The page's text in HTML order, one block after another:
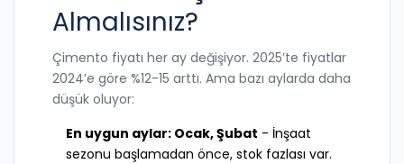
Almalısınız?
Çimento fiyatı her ay değişiyor. 2025’te fiyatlar
2024’e göre %12-15 arttı. Ama bazı aylarda daha
düşük oluyor:
En uygun aylar: Ocak, Şubat - İnşaat
sezonu başlamadan önce, stok fazlası var.